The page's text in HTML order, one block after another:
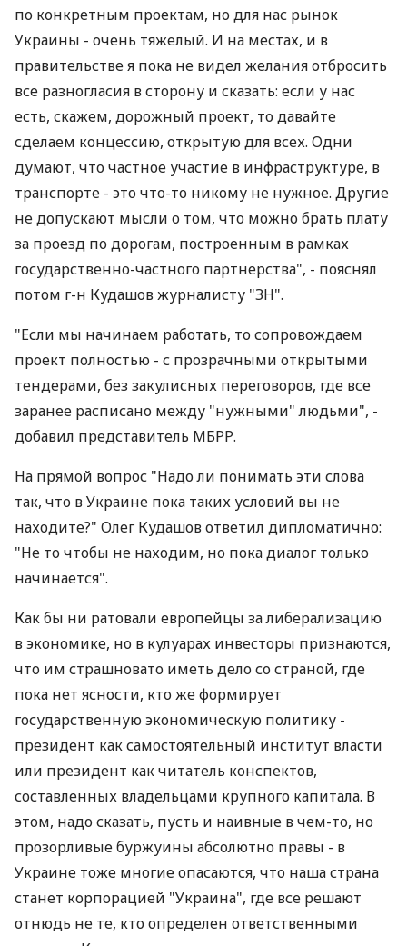
по конкретным проектам, но для нас рынок
Украины - очень тяжелый. И на местах, и в
правительстве я пока не видел желания отбросить
все разногласия в сторону и сказать: если у нас
есть, скажем, дорожный проект, то давайте
сделаем концессию, открытую для всех. Одни
думают, что частное участие в инфраструктуре, в
транспорте - это что-то никому не нужное. Другие
не допускают мысли о том, что можно брать плату
за проезд по дорогам, построенным в рамках
государственно-частного партнерства", - пояснял
потом г-н Кудашов журналисту "ЗН".
"Если мы начинаем работать, то сопровождаем
проект полностью - с прозрачными открытыми
тендерами, без закулисных переговоров, где все
заранее расписано между "нужными" людьми", -
добавил представитель МБРР.
На прямой вопрос "Надо ли понимать эти слова
так, что в Украине пока таких условий вы не
находите?" Олег Кудашов ответил дипломатично:
"Не то чтобы не находим, но пока диалог только
начинается".
Как бы ни ратовали европейцы за либерализацию
в экономике, но в кулуарах инвесторы признаются,
что им страшновато иметь дело со страной, где
пока нет ясности, кто же формирует
государственную экономическую политику -
президент как самостоятельный институт власти
или президент как читатель конспектов,
составленных владельцами крупного капитала. В
этом, надо сказать, пусть и наивные в чем-то, но
прозорливые буржуины абсолютно правы - в
Украине тоже многие опасаются, что наша страна
станет корпорацией "Украина", где все решают
отнюдь не те, кто определен ответственными